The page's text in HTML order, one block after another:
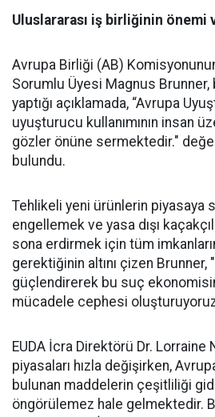
Uluslararası iş birliğinin önemi
Avrupa Birliği (AB)
Sorumlu Üyesi Magnus Brunner,
yaptığı açıklamada, “Avrupa
uyuşturucu kullanımının insan
gözler önüne sermektedir."
bulundu.
Tehlikeli yeni ürünlerin piyasaya
engellemek ve yasa dışı
sona erdirmek için tüm
gerektiğinin altını çizen Brunner,
güçlendirerek bu suç
mücadele cephesi
EUDA İcra Direktörü Dr. Lorraine
piyasaları hızla değişirken,
bulunan maddelerin çeşitliliği
öngörülemez hale gelmektedir.